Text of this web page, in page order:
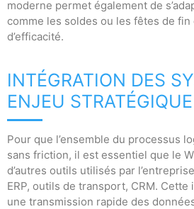
moderne permet également de
comme les soldes ou les fêtes de fin
d’efficacité.
INTÉGRATION DES
ENJEU STRATÉGIQUE
Pour que l’ensemble du processus
sans friction, il est essentiel que le
d’autres outils utilisés par
ERP, outils de transport, CRM.
une transmission rapide des